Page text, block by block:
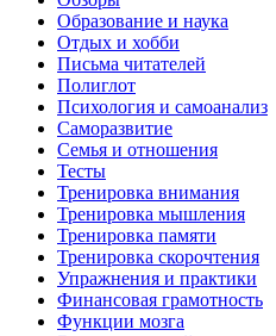
Образование и наука
Отдых и хобби
Письма читателей
Полиглот
Психология и самоанализ
Саморазвитие
Семья и отношения
Тесты
Тренировка внимания
Тренировка мышления
Тренировка памяти
Тренировка скорочтения
Упражнения и практики
Финансовая грамотность
Функции мозга